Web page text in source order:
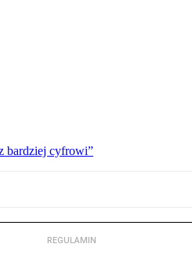
bardziej cyfrowi”
REGULAMIN